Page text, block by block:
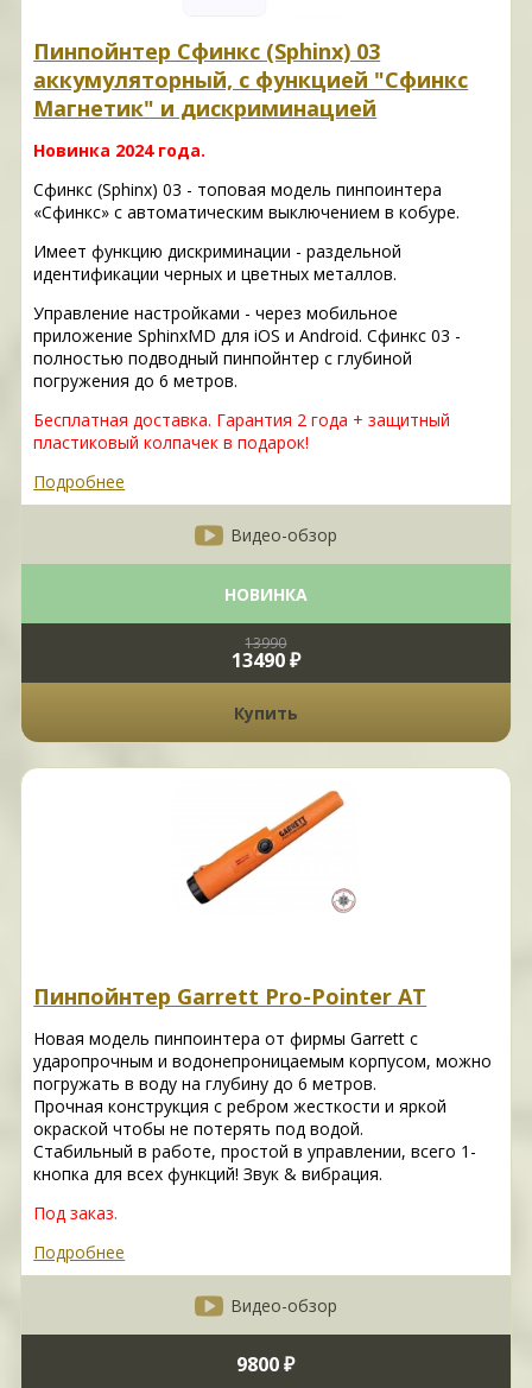
Пинпойнтер Сфинкс (Sphinx) 03
аккумуляторный, с функцией "Сфинкс
Магнетик" и дискриминацией
Новинка 2024 года.
Сфинкс (Sphinx) 03 - топовая модель пинпоинтера
«Сфинкс» с автоматическим выключением в кобуре.
Имеет функцию дискриминации - раздельной
идентификации черных и цветных металлов.
Управление настройками - через мобильное
приложение SphinxMD для iOS и Android. Сфинкс 03 -
полностью подводный пинпойнтер с глубиной
погружения до 6 метров.
Бесплатная доставка. Гарантия 2 года + защитный
пластиковый колпачек в подарок!
Подробнее
Видео-обзор
НОВИНКА
13990
13490 ₽
Купить
Пинпойнтер Garrett Pro-Pointer AT
Новая модель пинпоинтера от фирмы Garrett с
ударопрочным и водонепроницаемым корпусом, можно
погружать в воду на глубину до 6 метров.
Прочная конструкция с ребром жесткости и яркой
окраской чтобы не потерять под водой.
Стабильный в работе, простой в управлении, всего 1-
кнопка для всех функций! Звук & вибрация.
Под заказ.
Подробнее
Видео-обзор
9800 ₽